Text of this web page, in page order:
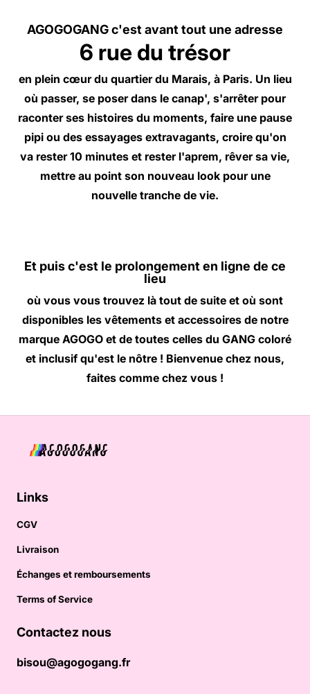
AGOGOGANG c'est avant tout une adresse
6 rue du trésor
en plein cœur du quartier du Marais, à Paris. Un lieu
où passer, se poser dans le canap', s'arrêter pour
raconter ses histoires du moments, faire une pause
pipi ou des essayages extravagants, croire qu'on
va rester 10 minutes et rester l'aprem, rêver sa vie,
mettre au point son nouveau look pour une
nouvelle tranche de vie.
Et puis c'est le prolongement en ligne de ce
lieu
où vous vous trouvez là tout de suite et où sont
disponibles les vêtements et accessoires de notre
marque AGOGO et de toutes celles du GANG coloré
et inclusif qu'est le nôtre ! Bienvenue chez nous,
faites comme chez vous !
Links
CGV
Livraison
Échanges et remboursements
Terms of Service
Contactez nous
bisou@agogogang.fr